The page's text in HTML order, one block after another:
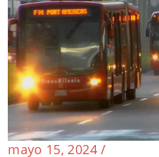
mayo 15, 2024 /